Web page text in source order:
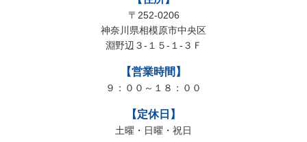
〒252-0206
神奈川県相模原市中央区
淵野辺３-１５-１-３Ｆ
【営業時間】
９：００～１８：００
【定休日】
土曜・日曜・祝日